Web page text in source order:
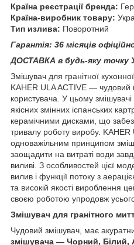
Країна реєстрації бренда:
Країна-виробник товару:
Тип излива: Поворотний
Гарантія: 36 місяців
ДОСТАВКА в будь-яку точку
Змішувач для гранітної
KAHER ULA ACTIVE — чудовий
користувача. У цьому
якісних змінних іспанських
керамічними дисками, що
тривалу роботу виробу.
одноважільним принципом
заощадити на витраті води
виливі. З особливостей цієї
вилив і функції потоку з
та високій якості вироблення
своєю роботою упродовж усього
Змішувач для гранітного
Чудовий змішувач, має
змішувача — Чорний, Білий,